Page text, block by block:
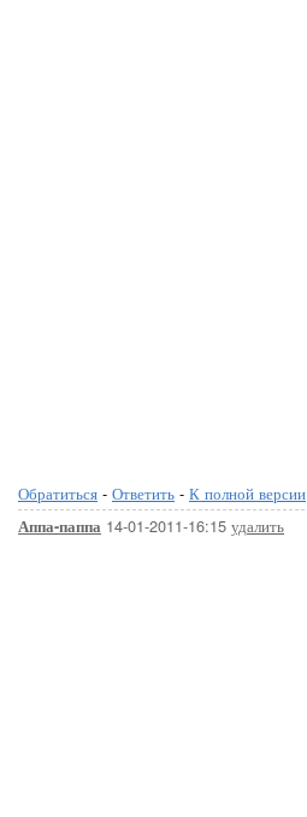
Обратиться - Ответить - К полной версии
Аппа-паппа 14-01-2011-16:15 удалить